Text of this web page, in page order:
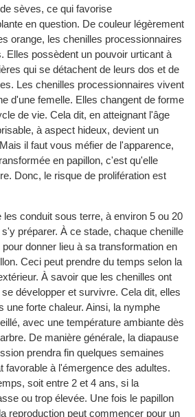
sèves, ce qui favorise
en question. De couleur légèrement
orange, les chenilles processionnaires
Elles possèdent un pouvoir urticant à
qui se détachent de leurs dos et de
Les chenilles processionnaires vivent
d'une femelle. Elles changent de forme
de vie. Cela dit, en atteignant l'âge
à aspect hideux, devient un
il faut vous méfier de l'apparence,
en papillon, c'est qu'elle
Donc, le risque de prolifération est
les conduit sous terre, à environ 5 ou 20
préparer. À ce stade, chaque chenille
donner lieu à sa transformation en
Ceci peut prendre du temps selon la
À savoir que les chenilles ont
développer et survivre. Cela dit, elles
une forte chaleur. Ainsi, la nymphe
avec une température ambiante dès
De manière générale, la diapause
prendra fin quelques semaines
favorable à l'émergence des adultes.
soit entre 2 et 4 ans, si la
ou trop élevée. Une fois le papillon
la reproduction peut commencer pour un